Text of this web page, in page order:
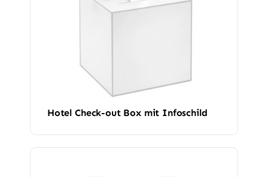
Hotel Check-out Box mit Infoschild